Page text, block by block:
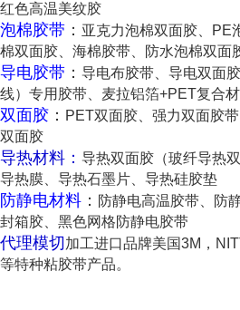
红色高温美纹胶
泡棉胶带 ： 亚克力泡棉双面胶、PE
棉双面胶、海棉胶带、防水泡棉双面
导电胶带 ： 导电布胶带、导电双面
线）专用胶带、麦拉铝箔+PET复合
双面胶 ： PET双面胶、强力双面胶
双面胶
导热材料： 导热双面胶（玻纤导热
导热膜、导热石墨片、导热硅胶垫
防静电材料 ： 防静电高温胶带、防
封箱胶、黑色网格防静电胶带
代理模切 加工进口品牌美国3M，
等特种粘胶带产品。